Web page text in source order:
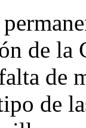
de
de
de